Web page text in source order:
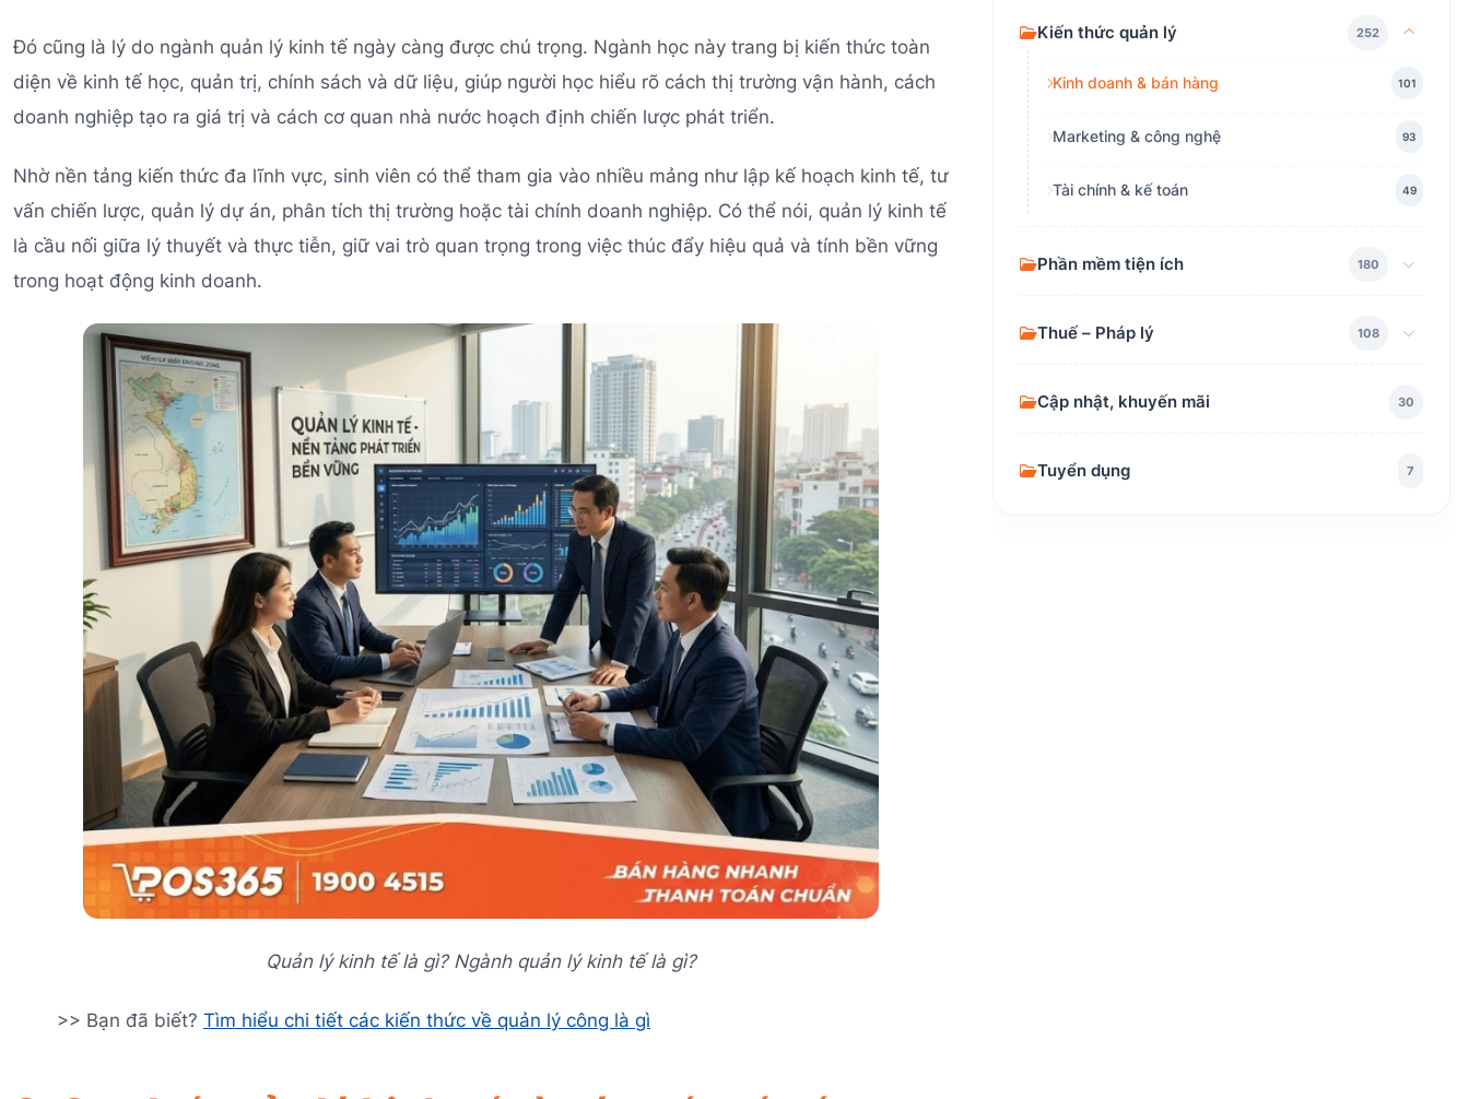
Đó cũng là lý do ngành quản lý kinh tế ngày càng được chú trọng. Ngành học này trang bị kiến thức toàn
diện về kinh tế học, quản trị, chính sách và dữ liệu, giúp người học hiểu rõ cách thị trường vận hành, cách
doanh nghiệp tạo ra giá trị và cách cơ quan nhà nước hoạch định chiến lược phát triển.
Nhờ nền tảng kiến thức đa lĩnh vực, sinh viên có thể tham gia vào nhiều mảng như lập kế hoạch kinh tế, tư
vấn chiến lược, quản lý dự án, phân tích thị trường hoặc tài chính doanh nghiệp. Có thể nói, quản lý kinh tế
là cầu nối giữa lý thuyết và thực tiễn, giữ vai trò quan trọng trong việc thúc đẩy hiệu quả và tính bền vững
trong hoạt động kinh doanh.
Quản lý kinh tế là gì? Ngành quản lý kinh tế là gì?
>> Bạn đã biết? Tìm hiểu chi tiết các kiến thức về quản lý công là gì
Kiến thức quản lý 252
Kinh doanh & bán hàng 101
Marketing & công nghệ 93
Tài chính & kế toán 49
Phần mềm tiện ích 180
Thuế – Pháp lý 108
Cập nhật, khuyến mãi 30
Tuyển dụng 7